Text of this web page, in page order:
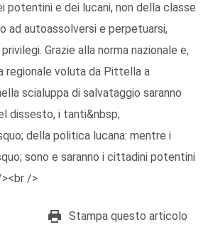
potentini e dei lucani, non della classe
ad autoassolversi e perpetuarsi,
Grazie alla norma nazionale e,
regionale voluta da Pittella a
scialuppa di salvataggio saranno
dissesto, i tanti&nbsp;
della politica lucana: mentre i
sono e saranno i cittadini potentini
/>
Stampa questo articolo